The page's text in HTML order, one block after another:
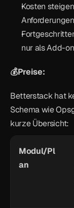
Kosten
Anforderungen
nur als Add-
💰Preise:
Betterstack hat
Schema wie
kurze Übersicht:
Modul/Pl
an